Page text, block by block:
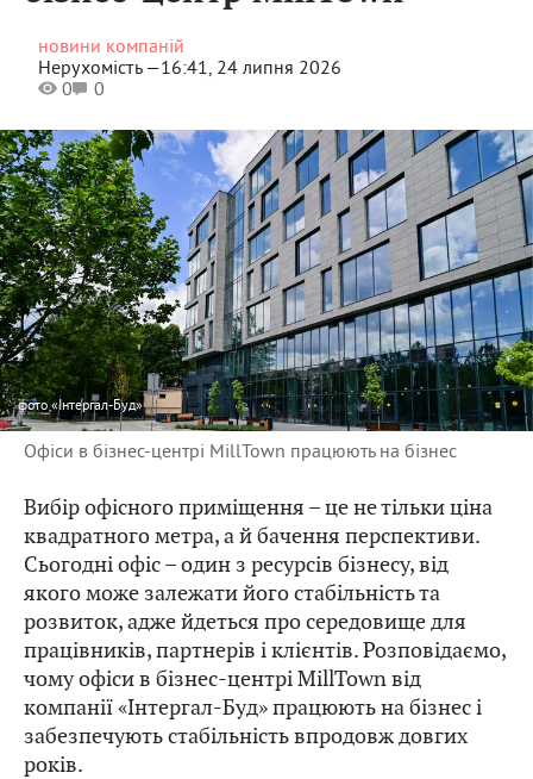
новини компаній
Нерухомість —16:41, 24 липня 2026
0
0
фото«Інтергал-Буд»
Офіси в бізнес-центрі MillTown працюють на бізнес
Вибір офісного приміщення – це не тільки ціна
квадратного метра, а й бачення перспективи.
Сьогодні офіс – один з ресурсів бізнесу, від
якого може залежати його стабільність та
розвиток, адже йдеться про середовище для
працівників, партнерів і клієнтів. Розповідаємо,
чому офіси в бізнес-центрі MillTown від
компанії «Інтергал-Буд» працюють на бізнес і
забезпечують стабільність впродовж довгих
років.